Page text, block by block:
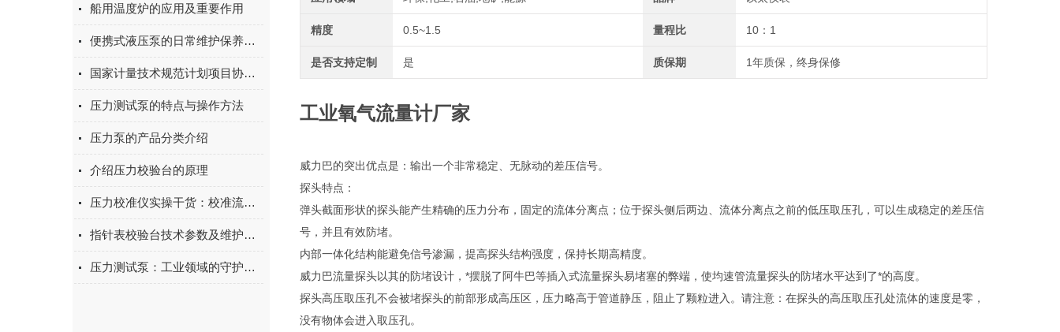
船用温度炉的应用及重要作用
便携式液压泵的日常维护保养要点及润滑周期
国家计量技术规范计划项目协调会
压力测试泵的特点与操作方法
压力泵的产品分类介绍
介绍压力校验台的原理
压力校准仪实操干货：校准流程、零点校准方法与常见误差排除，新手也能上手
指针表校验台技术参数及维护要求
压力测试泵：工业领域的守护者，确保设备在极限条件下的稳定运行
精度 0.5~1.5 量程比 10：1
是否支持定制 是 质保期 1年质保，终身保修
工业氧气流量计厂家
威力巴的突出优点是：输出一个非常稳定、无脉动的差压信号。
探头特点：
弹头截面形状的探头能产生精确的压力分布，固定的流体分离点；位于探头侧后两边、流体分离点之前的低压取压孔，可以生成稳定的差压信
号，并且有效防堵。
内部一体化结构能避免信号渗漏，提高探头结构强度，保持长期高精度。
威力巴流量探头以其的防堵设计，*摆脱了阿牛巴等插入式流量探头易堵塞的弊端，使均速管流量探头的防堵水平达到了*的高度。
探头高压取压孔不会被堵探头的前部形成高压区，压力略高于管道静压，阻止了颗粒进入。请注意：在探头的高压取压孔处流体的速度是零，
没有物体会进入取压孔。